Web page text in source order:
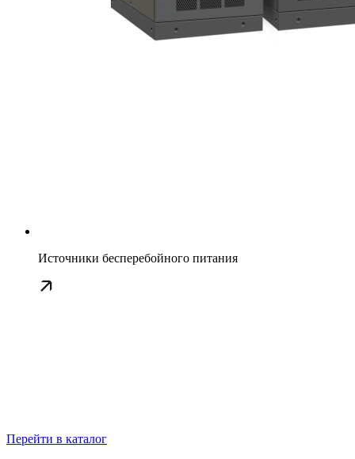
Источники бесперебойного питания
Перейти в каталог